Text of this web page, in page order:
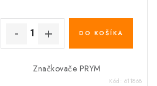
DO KOŠÍKA
Značkovače PRYM
Kód: 611868